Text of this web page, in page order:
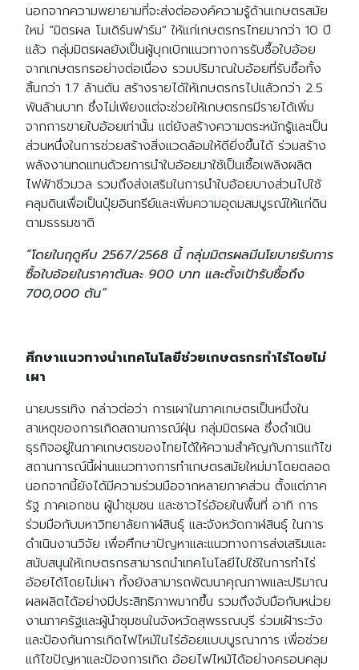
นอกจากความพยายามที่จะส่งต่อองค์ความรู้ด้านเกษตรสมัย
ใหม่ “มิตรผล โมเดิร์นฟาร์ม” ให้แก่เกษตรกรไทยมากว่า 10 ปี
แล้ว กลุ่มมิตรผลยังเป็นผู้บุกเบิกแนวทางการรับซื้อใบอ้อย
จากเกษตรกรอย่างต่อเนื่อง รวมปริมาณใบอ้อยที่รับซื้อทั้ง
สิ้นกว่า 1.7 ล้านตัน สร้างรายได้ให้เกษตรกรไปแล้วกว่า 2.5
พันล้านบาท ซึ่งไม่เพียงแต่จะช่วยให้เกษตรกรมีรายได้เพิ่ม
จากการขายใบอ้อยเท่านั้น แต่ยังสร้างความตระหนักรู้และเป็น
ส่วนหนึ่งในการช่วยสร้างสิ่งแวดล้อมให้ดียิ่งขึ้นได้ ร่วมสร้าง
พลังงานทดแทนด้วยการนำใบอ้อยมาใช้เป็นเชื้อเพลิงผลิต
ไฟฟ้าชีวมวล รวมถึงส่งเสริมในการนำใบอ้อยบางส่วนไปใช้
คลุมดินเพื่อเป็นปุ๋ยอินทรีย์และเพิ่มความอุดมสมบูรณ์ให้แก่ดิน
ตามธรรมชาติ
“โดยในฤดูหีบ 2567/2568 นี้ กลุ่มมิตรผลมีนโยบายรับการ
ซื้อใบอ้อยในราคาตันละ 900 บาท และตั้งเป้ารับซื้อถึง
700,000 ตัน”
ศึกษาแนวทางนำเทคโนโลยีช่วยเกษตรกรทำไร่โดยไม่
เผา
นายบรรเทิง กล่าวต่อว่า การเผาในภาคเกษตรเป็นหนึ่งใน
สาเหตุของการเกิดสถานการณ์ฝุ่น กลุ่มมิตรผล ซึ่งดำเนิน
ธุรกิจอยู่ในภาคเกษตรของไทยได้ให้ความสำคัญกับการแก้ไข
สถานการณ์นี้ผ่านแนวทางการทำเกษตรสมัยใหม่มาโดยตลอด
นอกจากนี้ยังได้มีความร่วมมือจากหลายภาคส่วน ตั้งแต่ภาค
รัฐ ภาคเอกชน ผู้นำชุมชน และชาวไร่อ้อยในพื้นที่ อาทิ การ
ร่วมมือกับมหาวิทยาลัยกาฬสินธุ์ และจังหวัดกาฬสินธุ์ ในการ
ดำเนินงานวิจัย เพื่อศึกษาปัญหาและแนวทางการส่งเสริมและ
สนับสนุนให้เกษตรกรสามารถนำเทคโนโลยีไปใช้ในการทำไร่
อ้อยได้โดยไม่เผา ทั้งยังสามารถพัฒนาคุณภาพและปริมาณ
ผลผลิตได้อย่างมีประสิทธิภาพมากขึ้น รวมถึงจับมือกับหน่วย
งานภาครัฐและผู้นำชุมชนในจังหวัดสุพรรณบุรี ร่วมเฝ้าระวัง
และป้องกันการเกิดไฟไหม้ในไร่อ้อยแบบบูรณาการ เพื่อช่วย
แก้ไขปัญหาและป้องการเกิด อ้อยไฟไหม้ได้อย่างครอบคลุม